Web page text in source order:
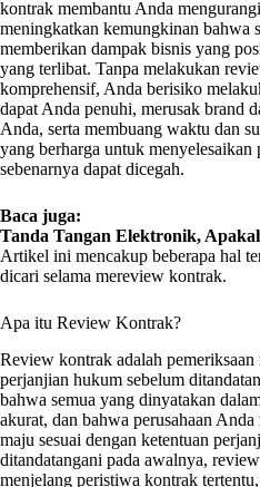
kontrak membantu Anda
meningkatkan kemungkinan bahwa
memberikan dampak bisnis yang
yang terlibat. Tanpa melakukan
komprehensif, Anda berisiko
dapat Anda penuhi, merusak brand
Anda, serta membuang waktu dan
yang berharga untuk menyelesaikan
sebenarnya dapat dicegah.
Baca juga:
Tanda Tangan Elektronik,
Artikel ini mencakup beberapa hal
dicari selama mereview kontrak.
Apa itu Review Kontrak?
Review kontrak adalah
perjanjian hukum sebelum
bahwa semua yang dinyatakan
akurat, dan bahwa perusahaan
maju sesuai dengan ketentuan
ditandatangani pada awalnya,
menjelang peristiwa kontrak